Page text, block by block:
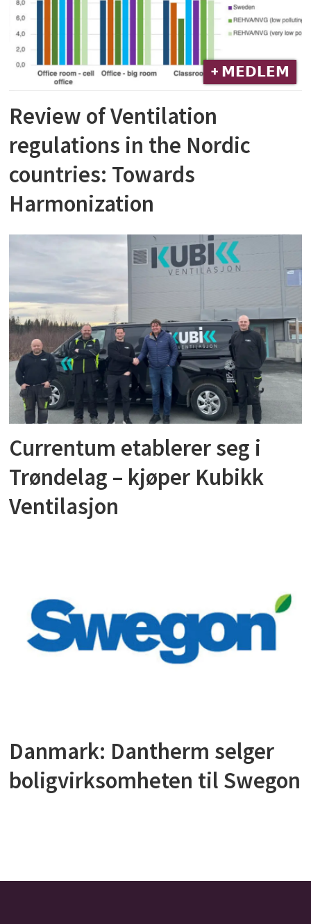
+ 𝗠𝗘𝗗𝗟𝗘𝗠
Review of Ventilation
regulations in the Nordic
countries: Towards
Harmonization
Currentum etablerer seg i
Trøndelag – kjøper Kubikk
Ventilasjon
Danmark: Dantherm selger
boligvirksomheten til Swegon